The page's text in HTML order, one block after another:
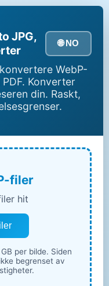
JPG,
🌐 NO
WebP-
Konverter
din. Raskt,
filer
hit
per bilde. Siden
begrenset av